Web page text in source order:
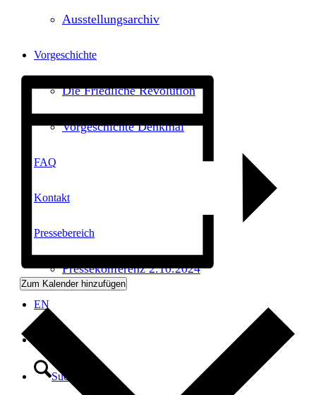
Ausstellungsarchiv
Vorgeschichte
Die Friedliche Revolution
Vorgeschichte Denkmal
FAQ
Kontakt
Pressebereich
Pressekonferenz 2.10.2024
EN
Suche
Zum Kalender hinzufügen